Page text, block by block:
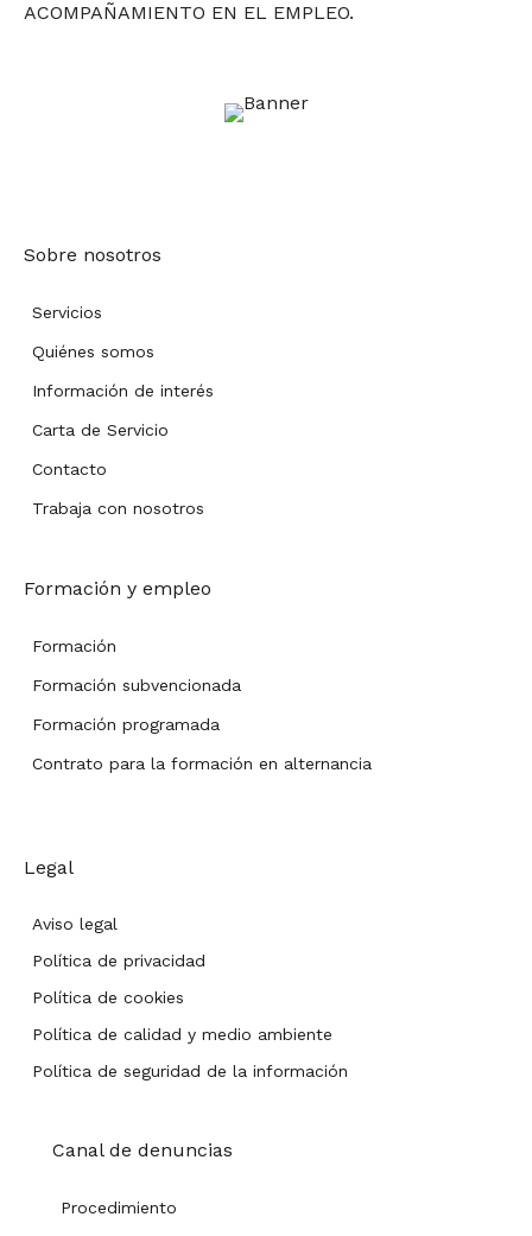
ACOMPAÑAMIENTO EN EL EMPLEO.
Sobre nosotros
Servicios
Quiénes somos
Información de interés
Carta de Servicio
Contacto
Trabaja con nosotros
Formación y empleo
Formación
Formación subvencionada
Formación programada
Contrato para la formación en alternancia
Legal
Aviso legal
Política de privacidad
Política de cookies
Política de calidad y medio ambiente
Política de seguridad de la información
Canal de denuncias
Procedimiento